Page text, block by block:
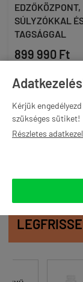
Kérjük
szükséges sütiket!
Részletes
EDZŐKÖZPONT,
SÚLYZÓKKAL
TAGSÁGGAL
899 990 Ft
akár -12% és
tagként
